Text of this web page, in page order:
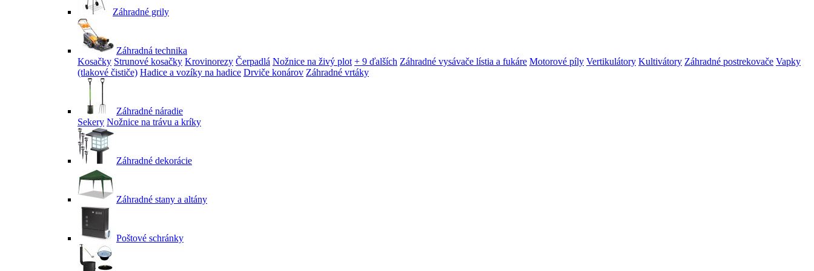
Záhradné grily
Záhradná technika
Kosačky Strunové kosačky Krovinorezy Čerpadlá Nožnice na živý plot + 9 ďalších Záhradné vysávače lístia a fukáre Motorové píly Vertikulátory Kultivátory Záhradné postrekovače Vapky
(tlakové čističe) Hadice a vozíky na hadice Drviče konárov Záhradné vrtáky
Záhradné náradie
Sekery Nožnice na trávu a kríky
Záhradné dekorácie
Záhradné stany a altány
Poštové schránky